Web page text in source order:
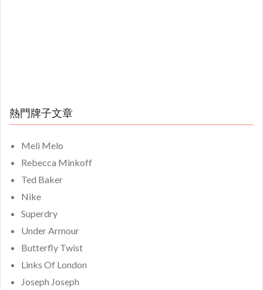
熱門牌子文章
Meli Melo
Rebecca Minkoff
Ted Baker
Nike
Superdry
Under Armour
Butterfly Twist
Links Of London
Joseph Joseph